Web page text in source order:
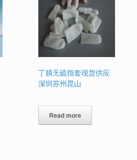
丁腈无硫指套现货供应
深圳苏州昆山
Read more